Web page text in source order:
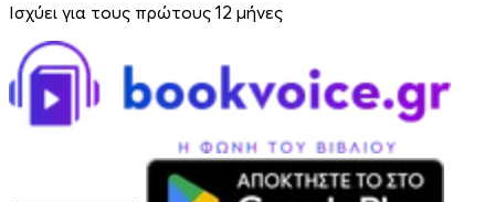
Ισχύει για τους πρώτους 12 μήνες